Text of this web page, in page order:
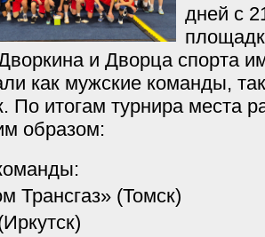
дней с
и Дворца спорта
как мужские команды,
По итогам турнира места
образом:
Трансгаз» (Томск)